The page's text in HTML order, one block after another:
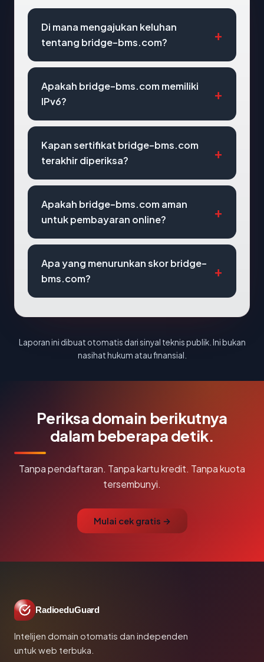
Di mana mengajukan keluhan
tentang bridge-bms.com?
Apakah bridge-bms.com memiliki
IPv6?
Kapan sertifikat bridge-bms.com
terakhir diperiksa?
Apakah bridge-bms.com aman
untuk pembayaran online?
Apa yang menurunkan skor bridge-
bms.com?
Laporan ini dibuat otomatis dari sinyal teknis publik. Ini bukan
nasihat hukum atau finansial.
Periksa domain berikutnya
dalam beberapa detik.
Tanpa pendaftaran. Tanpa kartu kredit. Tanpa kuota
tersembunyi.
Mulai cek gratis →
RadioeduGuard
Intelijen domain otomatis dan independen
untuk web terbuka.